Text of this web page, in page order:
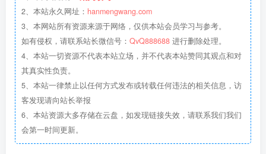
2、本站永久网址： hanmengwang.com
3、本网站所有资源来源于网络，仅供本站会员学习与参考。
如有侵权，请联系站长微信号： QvQ888688 进行删除处理。
4、本站一切资源不代表本站立场，并不代表本站赞同其观点和对
其真实性负责。
5、本站一律禁止以任何方式发布或转载任何违法的相关信息，访
客发现请向站长举报
6、本站资源大多存储在云盘，如发现链接失效，请联系我们我们
会第一时间更新。